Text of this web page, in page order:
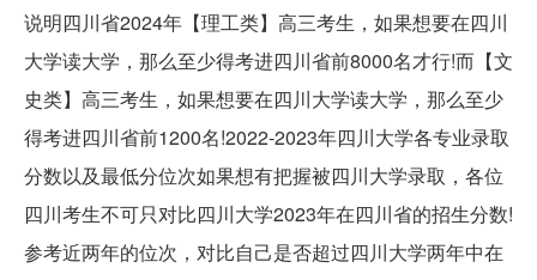
说明四川省2024年【理工类】高三考生，如果想要在四川
大学读大学，那么至少得考进四川省前8000名才行!而【文
史类】高三考生，如果想要在四川大学读大学，那么至少
得考进四川省前1200名!2022-2023年四川大学各专业录取
分数以及最低分位次如果想有把握被四川大学录取，各位
四川考生不可只对比四川大学2023年在四川省的招生分数!
参考近两年的位次，对比自己是否超过四川大学两年中在